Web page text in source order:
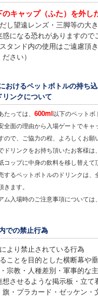
キャップ（ふた）を外し
し望遠レンズ・三脚等の大き
になる恐れがありますので
タンド内の使用はご遠慮頂
さい）
おけるペットボトルの持ち
ンクについて
たっては、600ml以下のペット
全面の理由から入場ゲートでキャ
ので、ご協力の程、よろしくお願
ドリンクをお持ち頂いたお客様は
コップに中身の飲料を移し替えて
するペットボトルのドリンクは、
ます。
ム入場時のご注意事項については
での禁止行為
より禁止されている行為
ことを目的とした横断幕や
宗教・人種差別・軍事的な
させるような掲示板・立て
・プラカード・ゼッケン・